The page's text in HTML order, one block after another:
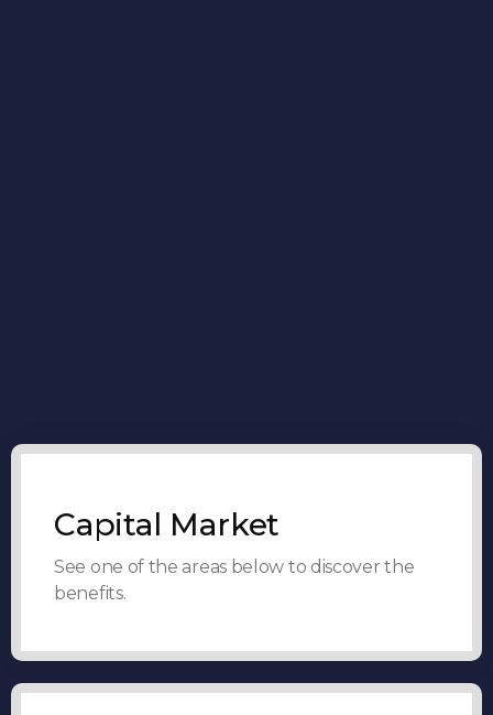
Capital Market
See one of the areas below to discover the
benefits.